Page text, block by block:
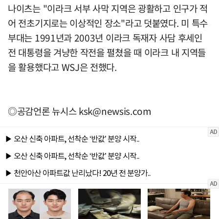
나이츠는 "이라크 서부 사막 지역은 광활하고 인구가 적
어 전초기지로는 이상적인 장소"라고 덧붙였다. 미 특수
부대는 1991년과 2003년 이라크 독재자 사담 후세인
전 대통령을 겨냥한 작전을 펼쳤을 때 이라크 내 지역들
을 활용했다고 WSJ은 전했다.
◎공감언론 뉴시스ksk@newsis.com